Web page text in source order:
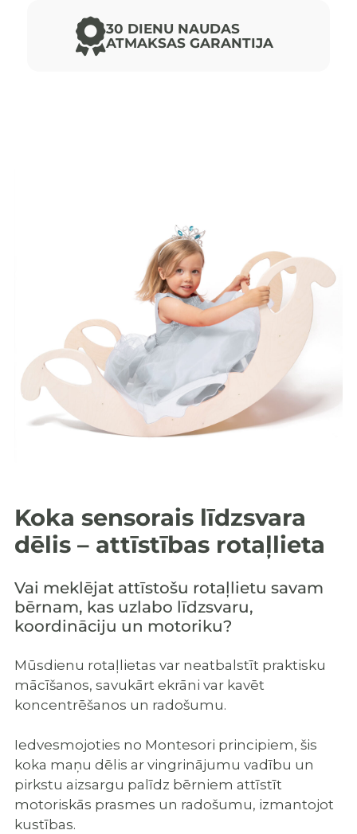
30 DIENU NAUDAS
ATMAKSAS GARANTIJA
Koka sensorais līdzsvara
dēlis – attīstības rotaļlieta
Vai meklējat attīstošu rotaļlietu savam
bērnam, kas uzlabo līdzsvaru,
koordināciju un motoriku?
Mūsdienu rotaļlietas var neatbalstīt praktisku
mācīšanos, savukārt ekrāni var kavēt
koncentrēšanos un radošumu.
Iedvesmojoties no Montesori principiem, šis
koka maņu dēlis ar vingrinājumu vadību un
pirkstu aizsargu palīdz bērniem attīstīt
motoriskās prasmes un radošumu, izmantojot
kustības.